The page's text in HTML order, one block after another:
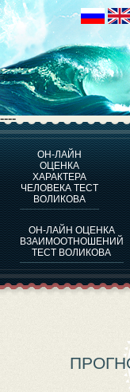
----
ОН-ЛАЙН
ОЦЕНКА
ХАРАКТЕРА
ЧЕЛОВЕКА ТЕСТ
ВОЛИКОВА
ОН-ЛАЙН ОЦЕНКА
ВЗАИМООТНОШЕНИЙ
ТЕСТ ВОЛИКОВА
ОЦЕНКА
ТЕСТ